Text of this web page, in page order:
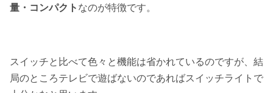
量・コンパクト なのが特徴です。
スイッチと比べて色々と機能は省かれているのですが、結
局のところテレビで遊ばないのであればスイッチライトで